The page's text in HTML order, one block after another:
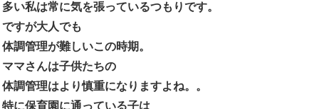
多い私は常に気を張っているつもりです。
ですが大人でも
体調管理が難しいこの時期。
ママさんは子供たちの
体調管理はより慎重になりますよね。。
特に保育園に通っている子は